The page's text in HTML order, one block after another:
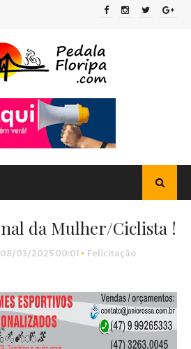
da Mulher/Ciclista !
08/03/2025 00:01 • Felicitação